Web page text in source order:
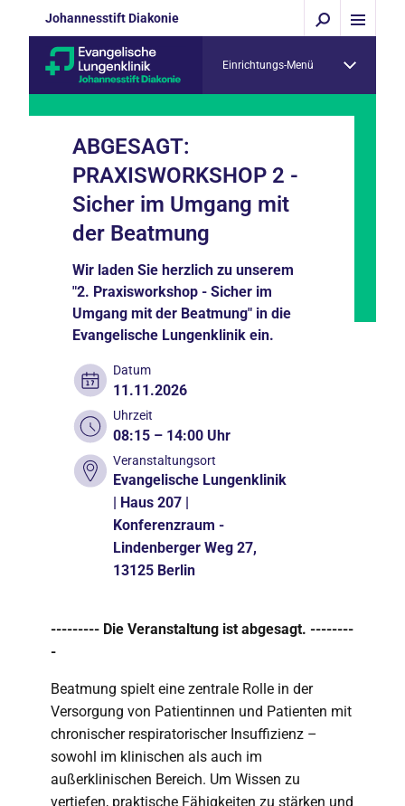
Johannesstift Diakonie
Einrichtungs-Menü
ABGESAGT:
PRAXISWORKSHOP 2 -
Sicher im Umgang mit
der Beatmung
Wir laden Sie herzlich zu unserem
"2. Praxisworkshop - Sicher im
Umgang mit der Beatmung" in die
Evangelische Lungenklinik ein.
Datum
11.11.2026
Uhrzeit
08:15 – 14:00 Uhr
Veranstaltungsort
Evangelische Lungenklinik
| Haus 207 |
Konferenzraum -
Lindenberger Weg 27,
13125 Berlin
--------- Die Veranstaltung ist abgesagt. --------
-
Beatmung spielt eine zentrale Rolle in der
Versorgung von Patientinnen und Patienten mit
chronischer respiratorischer Insuffizienz –
sowohl im klinischen als auch im
außerklinischen Bereich. Um Wissen zu
vertiefen, praktische Fähigkeiten zu stärken und